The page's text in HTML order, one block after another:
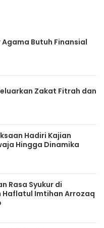
Butuh Finansial
Zakat Fitrah dan
Hadiri Kajian
Hingga Dinamika
Rasa Syukur di
Haflatul Imtihan Arrozaq